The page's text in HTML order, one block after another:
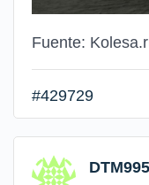
Fuente:
#429729
DTM995